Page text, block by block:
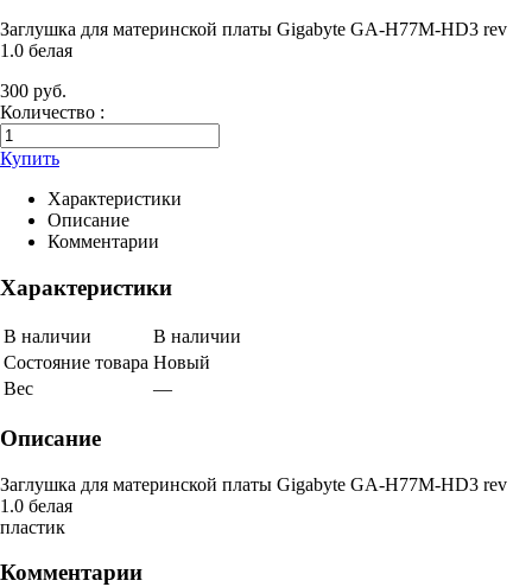
Заглушка для материнской платы Gigabyte GA-H77M-HD3 rev
1.0 белая
300 руб.
Количество :
Купить
Характеристики
Описание
Комментарии
Характеристики
В наличии
В наличии
Состояние товара Новый
Вес
—
Описание
Заглушка для материнской платы Gigabyte GA-H77M-HD3 rev
1.0 белая
пластик
Комментарии